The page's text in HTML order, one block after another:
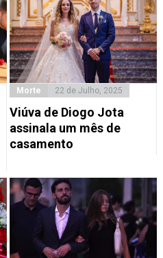
Morte 22 de Julho, 2025
Viúva de Diogo Jota
assinala um mês de
casamento